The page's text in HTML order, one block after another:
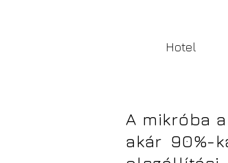
Hotel
A mikróba
akár 90%-